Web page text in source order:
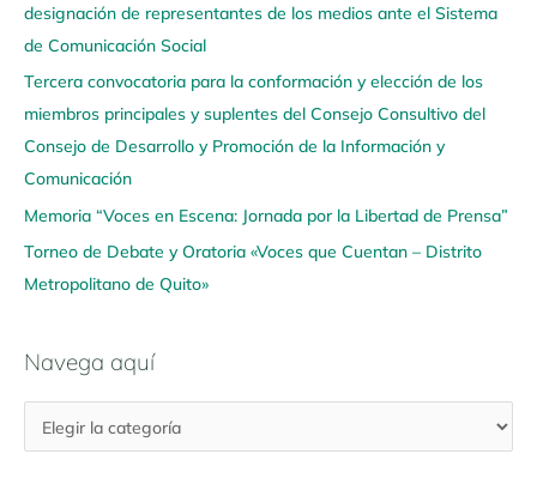
designación de representantes de los medios ante el Sistema
de Comunicación Social
Tercera convocatoria para la conformación y elección de los
miembros principales y suplentes del Consejo Consultivo del
Consejo de Desarrollo y Promoción de la Información y
Comunicación
Memoria “Voces en Escena: Jornada por la Libertad de Prensa”
Torneo de Debate y Oratoria «Voces que Cuentan – Distrito
Metropolitano de Quito»
Navega aquí
a
q
u
í